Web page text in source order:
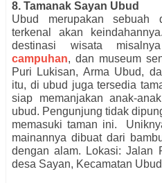
8. Tamanak Sayan Ubud
Ubud merupakan sebuah
terkenal akan
destinasi wisata
campuhan, dan museum
Puri Lukisan, Arma Ubud,
itu, di ubud juga tersedia
siap memanjakan anak-
ubud. Pengunjung tidak
memasuki taman ini.
mainannya dibuat dari
dengan alam. Lokasi: Jalan
desa Sayan, Kecamatan